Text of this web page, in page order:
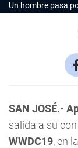
Un hombre pasa
SAN JOSÉ.-
salida a su
WWDC19, en